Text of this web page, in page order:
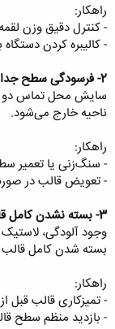
راهکار:
- کنترل دقیق وزن لقمه
- کالیبره کردن
2- فرسودگی سطح جدایش قالب
سایش محل تماس دو
ناحیه خارج می‌شود.
راهکار:
- سنگ‌زنی یا تعمیر
- تعویض قالب در
3- بسته نشدن کامل قالب
وجود آلودگی،
بسته شدن کامل
راهکار:
- تمیزکاری قالب قبل
- بازدید منظم سطح